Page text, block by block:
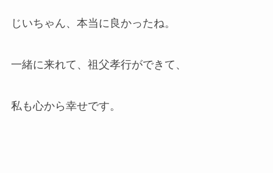
じいちゃん、本当に良かったね。
一緒に来れて、祖父孝行ができて、
私も心から幸せです。